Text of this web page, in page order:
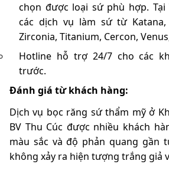
chọn được loại sứ phù hợp. Tại
các dịch vụ làm sứ từ Katana,
Zirconia, Titanium, Cercon,
Hotline hỗ trợ 24/7 cho các
trước.
Đánh giá từ khách hàng:
Dịch vụ bọc răng sứ thẩm mỹ ở
BV Thu Cúc được nhiều khách
màu sắc và độ phản quang gần
không xảy ra hiện tượng trắng giả